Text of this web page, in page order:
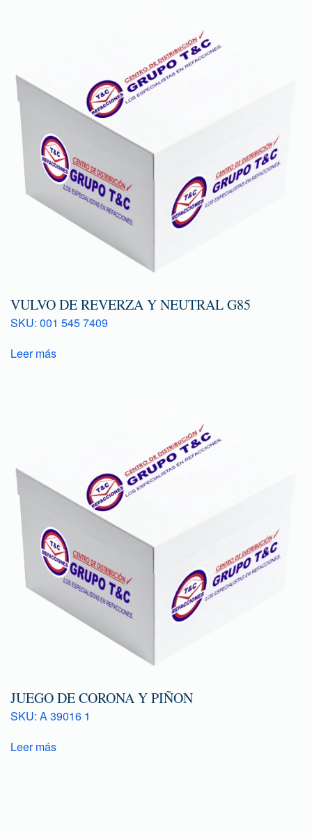
VULVO DE REVERZA Y NEUTRAL G85
SKU: 001 545 7409
Leer más
JUEGO DE CORONA Y PIÑON
SKU: A 39016 1
Leer más